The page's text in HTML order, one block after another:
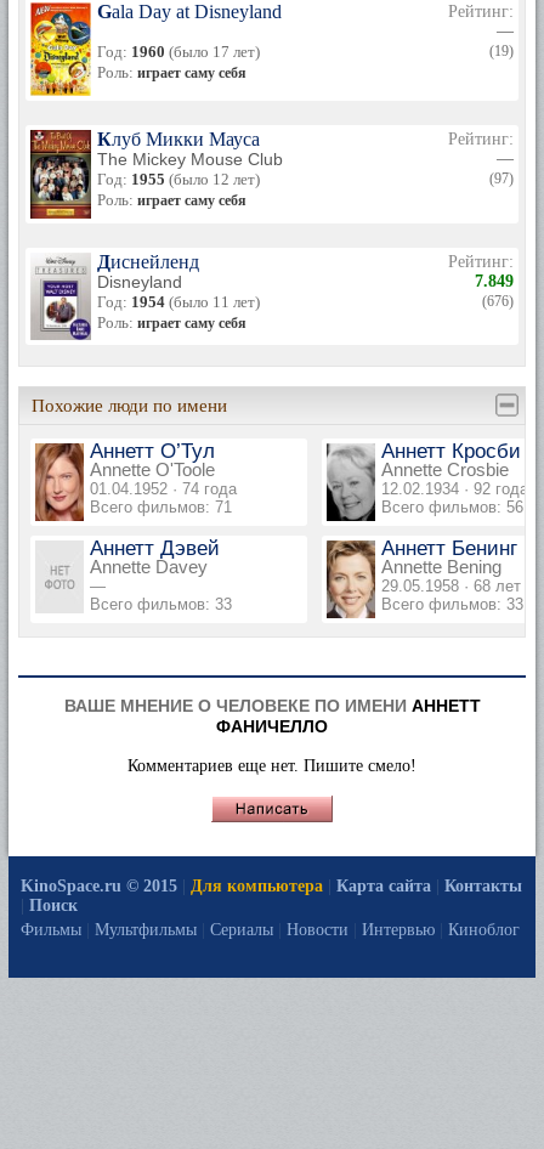
Gala Day at Disneyland
Год: 1960 (было 17 лет)
Роль: играет саму себя
Рейтинг:
—
(19)
Клуб Микки Мауса
The Mickey Mouse Club
Год: 1955 (было 12 лет)
Роль: играет саму себя
Рейтинг:
—
(97)
Диснейленд
Disneyland
Год: 1954 (было 11 лет)
Роль: играет саму себя
Рейтинг:
7.849
(676)
Похожие люди по имени
Аннетт О’Тул
Annette O'Toole
01.04.1952 · 74 года
Всего фильмов: 71
Аннетт Кросби
Annette Crosbie
12.02.1934 · 92 года
Всего фильмов: 56
Аннетт Дэвей
Annette Davey
—
Всего фильмов: 33
Аннетт Бенинг
Annette Bening
29.05.1958 · 68 лет
Всего фильмов: 33
ВАШЕ МНЕНИЕ О ЧЕЛОВЕКЕ ПО ИМЕНИ АННЕТТ
ФАНИЧЕЛЛО
Комментариев еще нет. Пишите смело!
KinoSpace.ru © 2015 Для компьютера Карта сайта
Контакты
Поиск
Фильмы
Мультфильмы Сериалы Новости Интервью Киноблог